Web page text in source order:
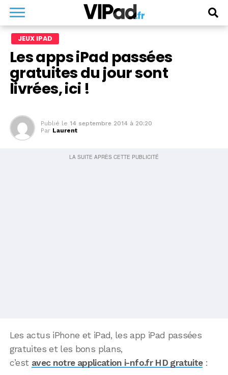
JEUX IPAD
Les apps iPad passées
gratuites du jour sont
livrées, ici !
Publié le 14 septembre 2014 à 20:20
Par Laurent
Les actus iPhone et iPad, les app iPad passées
gratuites et les bons plans,
c’est avec notre application i-nfo.fr HD gratuite: